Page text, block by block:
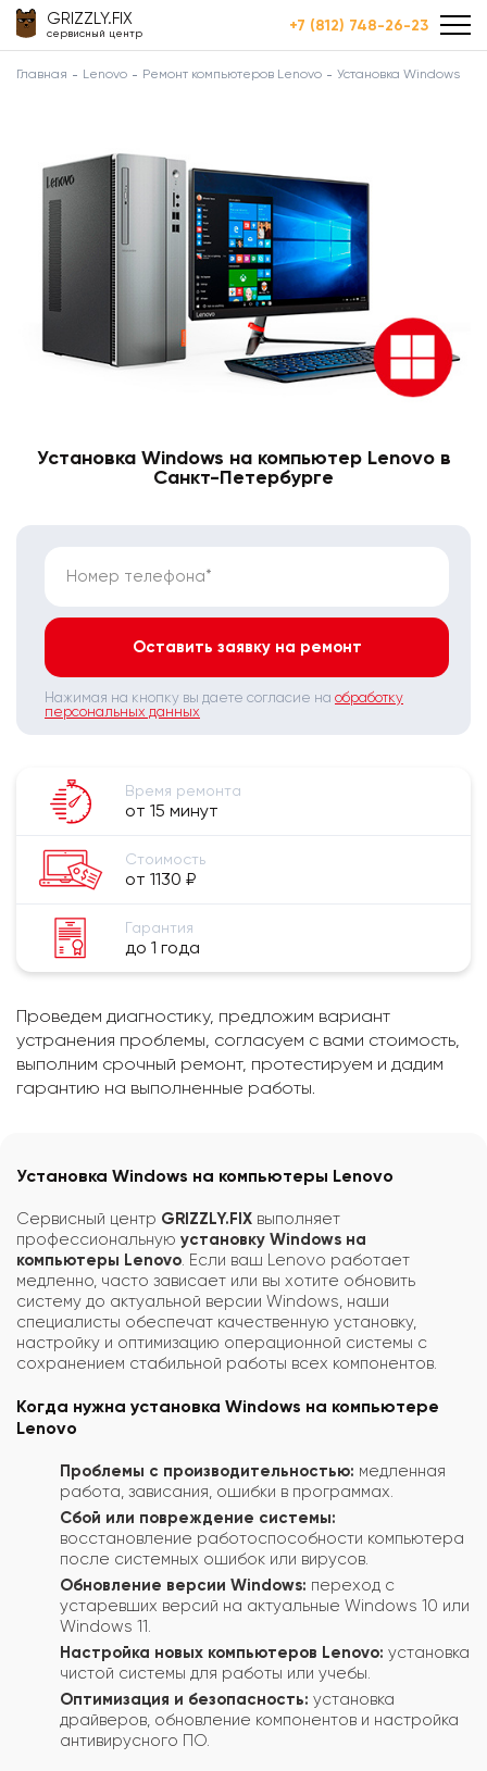
GRIZZLY.FIX
сервисный центр +7 (812) 748-26-23
Главная Lenovo Ремонт компьютеров Lenovo Установка Windows
Установка Windows на компьютер Lenovo в
Санкт-Петербурге
Номер телефона*
Оставить заявку на ремонт
Нажимая на кнопку вы даете согласие на обработку
персональных данных
Время ремонта
от 15 минут
Стоимость
от 1130 ₽
Гарантия
до 1 года
Проведем диагностику, предложим вариант
устранения проблемы, согласуем с вами стоимость,
выполним срочный ремонт, протестируем и дадим
гарантию на выполненные работы.
Установка Windows на компьютеры Lenovo
Сервисный центр GRIZZLY.FIX выполняет
профессиональную установку Windows на
компьютеры Lenovo . Если ваш Lenovo работает
медленно, часто зависает или вы хотите обновить
систему до актуальной версии Windows, наши
специалисты обеспечат качественную установку,
настройку и оптимизацию операционной системы с
сохранением стабильной работы всех компонентов.
Когда нужна установка Windows на компьютере
Lenovo
Проблемы с производительностью: медленная
работа, зависания, ошибки в программах.
Сбой или повреждение системы:
восстановление работоспособности компьютера
после системных ошибок или вирусов.
Обновление версии Windows: переход с
устаревших версий на актуальные Windows 10 или
Windows 11.
Настройка новых компьютеров Lenovo: установка
чистой системы для работы или учебы.
Оптимизация и безопасность: установка
драйверов, обновление компонентов и настройка
антивирусного ПО.